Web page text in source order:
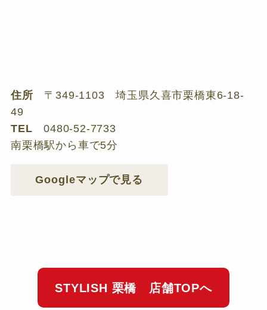
住所 〒349-1103 埼玉県久喜市栗橋東6-18-
49
TEL 0480-52-7733
南栗橋駅から車で5分
Googleマップで見る
STYLISH 栗橋 店舗TOPへ